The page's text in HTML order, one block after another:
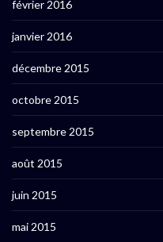
février 2016
janvier 2016
décembre 2015
octobre 2015
septembre 2015
août 2015
juin 2015
mai 2015